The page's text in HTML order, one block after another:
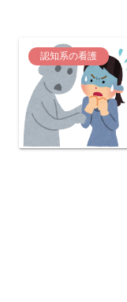
認知系の看護